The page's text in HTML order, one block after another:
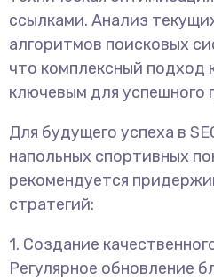
ссылками. Анализ
алгоритмов поисковых
что комплексный подход
ключевым для успешного
Для будущего успеха в
напольных спортивных
рекомендуется
стратегий:
1. Создание
Регулярное обновление